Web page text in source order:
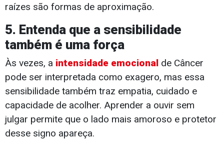
raízes são formas de aproximação.
5. Entenda que a sensibilidade
também é uma força
Às vezes, a intensidade emocional de Câncer
pode ser interpretada como exagero, mas essa
sensibilidade também traz empatia, cuidado e
capacidade de acolher. Aprender a ouvir sem
julgar permite que o lado mais amoroso e protetor
desse signo apareça.